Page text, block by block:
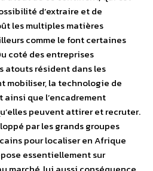
d’extraire et de
les multiples matières
comme le font certaines
coté des entreprises
atouts résident dans les
mobiliser, la technologie de
ainsi que l’encadrement
peuvent attirer et recruter.
par les grands groupes
pour localiser en Afrique
essentiellement sur